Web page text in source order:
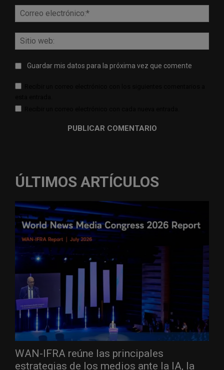
Guardar mis datos para la próxima vez que comente
ÚLTIMOS ARTÍCULOS
WAN-IFRA reúne las principales
estrategias de los medios ante la IA, la